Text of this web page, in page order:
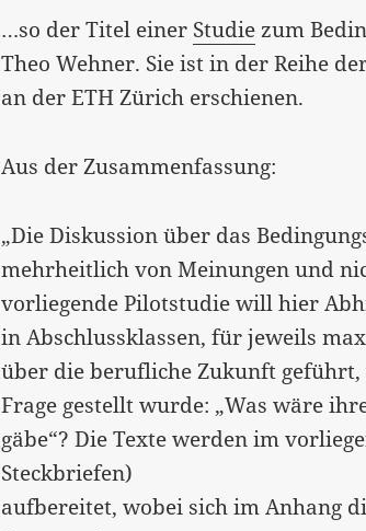
…so der Titel einer Studiezum
Theo Wehner. Sie ist in der Reihe
an der ETH Zürich erschienen.
Aus der Zusammenfassung:
„Die Diskussion über das
mehrheitlich von Meinungen und
vorliegende Pilotstudie will hier
in Abschlussklassen, für jeweils
über die berufliche Zukunft geführt,
Frage gestellt wurde: „Was wäre
gäbe“? Die Texte werden im
Steckbriefen)
aufbereitet, wobei sich im Anhang